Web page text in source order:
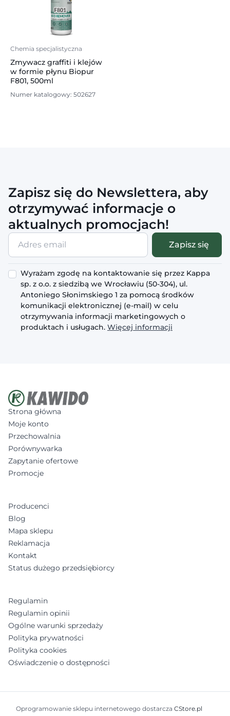
Chemia specjalistyczna
Zmywacz graffiti i klejów
w formie płynu Biopur
F801, 500ml
Numer katalogowy: 502627
Zapisz się do Newslettera, aby
otrzymywać informacje o
aktualnych promocjach!
Adres
email
Zapisz się
Wyrażam zgodę na kontaktowanie się przez Kappa
sp. z o.o. z siedzibą we Wrocławiu (50-304), ul.
Antoniego Słonimskiego 1 za pomocą środków
komunikacji elektronicznej (e-mail) w celu
otrzymywania informacji marketingowych o
produktach i usługach. Więcej informacji
Strona główna
Moje konto
Przechowalnia
Porównywarka
Zapytanie ofertowe
Promocje
Producenci
Blog
Mapa sklepu
Reklamacja
Kontakt
Status dużego przedsiębiorcy
Regulamin
Regulamin opinii
Ogólne warunki sprzedaży
Polityka prywatności
Polityka cookies
Oświadczenie o dostępności
Oprogramowanie sklepu internetowego dostarcza CStore.pl